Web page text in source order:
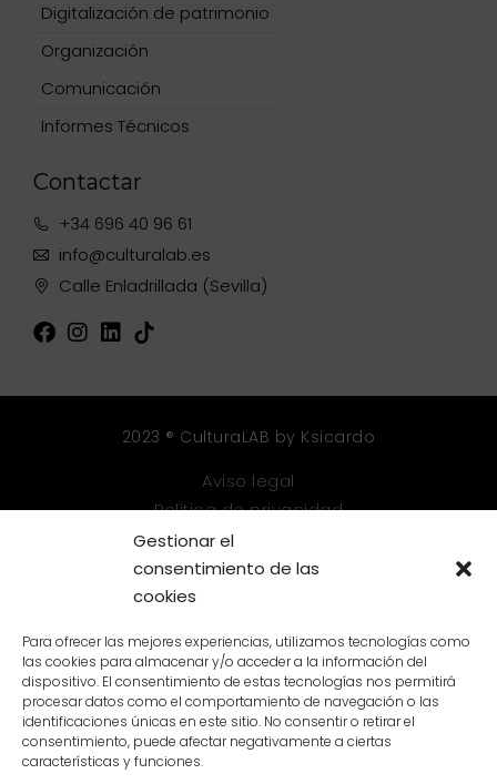
Gestionar el
consentimiento de las
cookies
Para ofrecer las mejores experiencias, utilizamos tecnologías como
las cookies para almacenar y/o acceder a la información del
dispositivo. El consentimiento de estas tecnologías nos permitirá
procesar datos como el comportamiento de navegación o las
identificaciones únicas en este sitio. No consentir o retirar el
consentimiento, puede afectar negativamente a ciertas
características y funciones.
Digitalización de patrimonio
Organización
Comunicación
Informes Técnicos
Contactar
+34 696 40 96 61
info@culturalab.es
Calle Enladrillada (Sevilla)
2023 ® CulturaLAB by Ksicardo
Aviso legal
Política de privacidad
Política de cookies
Mapa web
Accesibilidad
PROGRAMA KIT DIGITAL COFINANCIADO POR LOS FONDOS NEXT
GENERATION (EU) DEL MECANISMO DE RECUPERACIÓN Y